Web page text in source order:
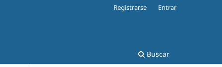
Buscar
Registrarse Entrar